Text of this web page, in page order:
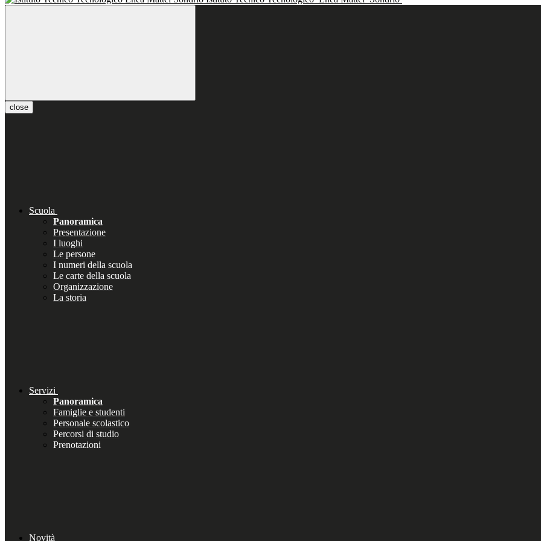
close
Scuola
Panoramica
Presentazione
I luoghi
Le persone
I numeri della scuola
Le carte della scuola
Organizzazione
La storia
Servizi
Panoramica
Famiglie e studenti
Personale scolastico
Percorsi di studio
Prenotazioni
Novità